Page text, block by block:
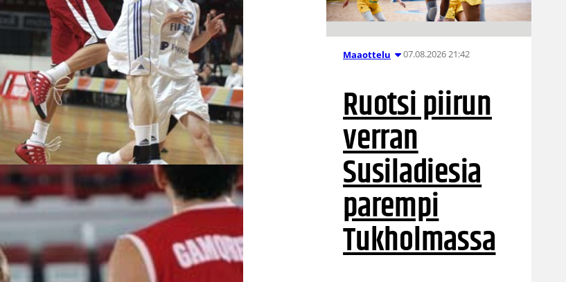
Maaottelu 07.08.2026 21:42
Ruotsi piirun
verran
Susiladiesia
parempi
Tukholmassa